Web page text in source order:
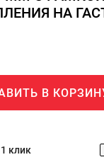
НА
В
клик